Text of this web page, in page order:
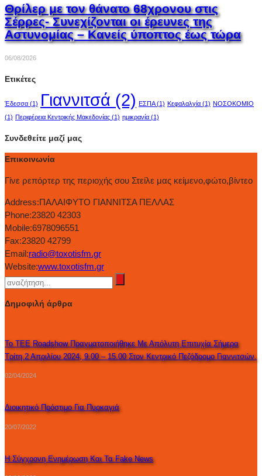
Θρίλερ με τον θάνατο 68χρονου στις
Σέρρες- Συνεχίζονται οι έρευνες της
Αστυνομίας – Κανείς ύποπτος έως τώρα
06/08/2026
Ετικέτες
Έδεσσα (1) Γιαννιτσά (2) ΕΣΠΑ(1) Κεφαλαλγία (1) ΝΟΣΟΚΟΜΙΟ
(1) Περιφέρεια Κεντρικής Μακεδονίας (1) ημικρανία (1)
Συνδεθείτε μαζί μας
Επικοινωνία
Γίνε ρεπόρτερ της περιοχής σου Στείλε μας κείμενο,φώτο,βίντεο
Address:ΠΑΛΑΙΦΥΤΟ ΓΙΑΝΝΙΤΣΑ ΠΕΛΛΑΣ
Phone:23820 42303
Mobile:6978096551
Fax:23820 42799
Email:radio@toxotisfm.gr
Website:www.toxotisfm.gr
Δημοφιλή άρθρα
Το ΤΕΕ Roadshow Πραγματοποιήθηκε Με Απόλυτη Επιτυχία Σήμερα
Τρίτη 2 Απριλίου 2024, 9.00 – 15.00 Στον Κεντρικό Πεζόδρομο Γιαννιτσών.
02/04/2024
Διοικητικό Πρόστιμο Για Πυρκαγιά
20/07/2022
Η Σύγχρονη Ενημέρωση Και Τα Fake News